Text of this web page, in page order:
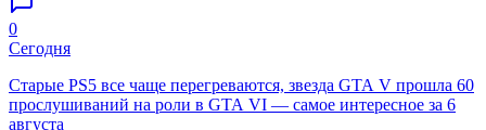
0
Сегодня
Старые PS5 все чаще перегреваются, звезда GTA V прошла 60
прослушиваний на роли в GTA VI — самое интересное за 6
августа